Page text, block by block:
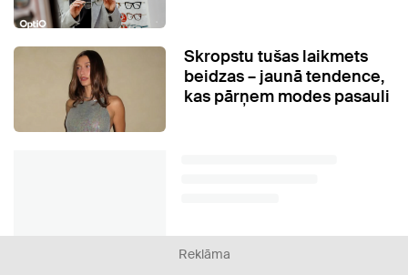
Skropstu tušas laikmets
beidzas – jaunā tendence,
kas pārņem modes pasauli
Reklāma